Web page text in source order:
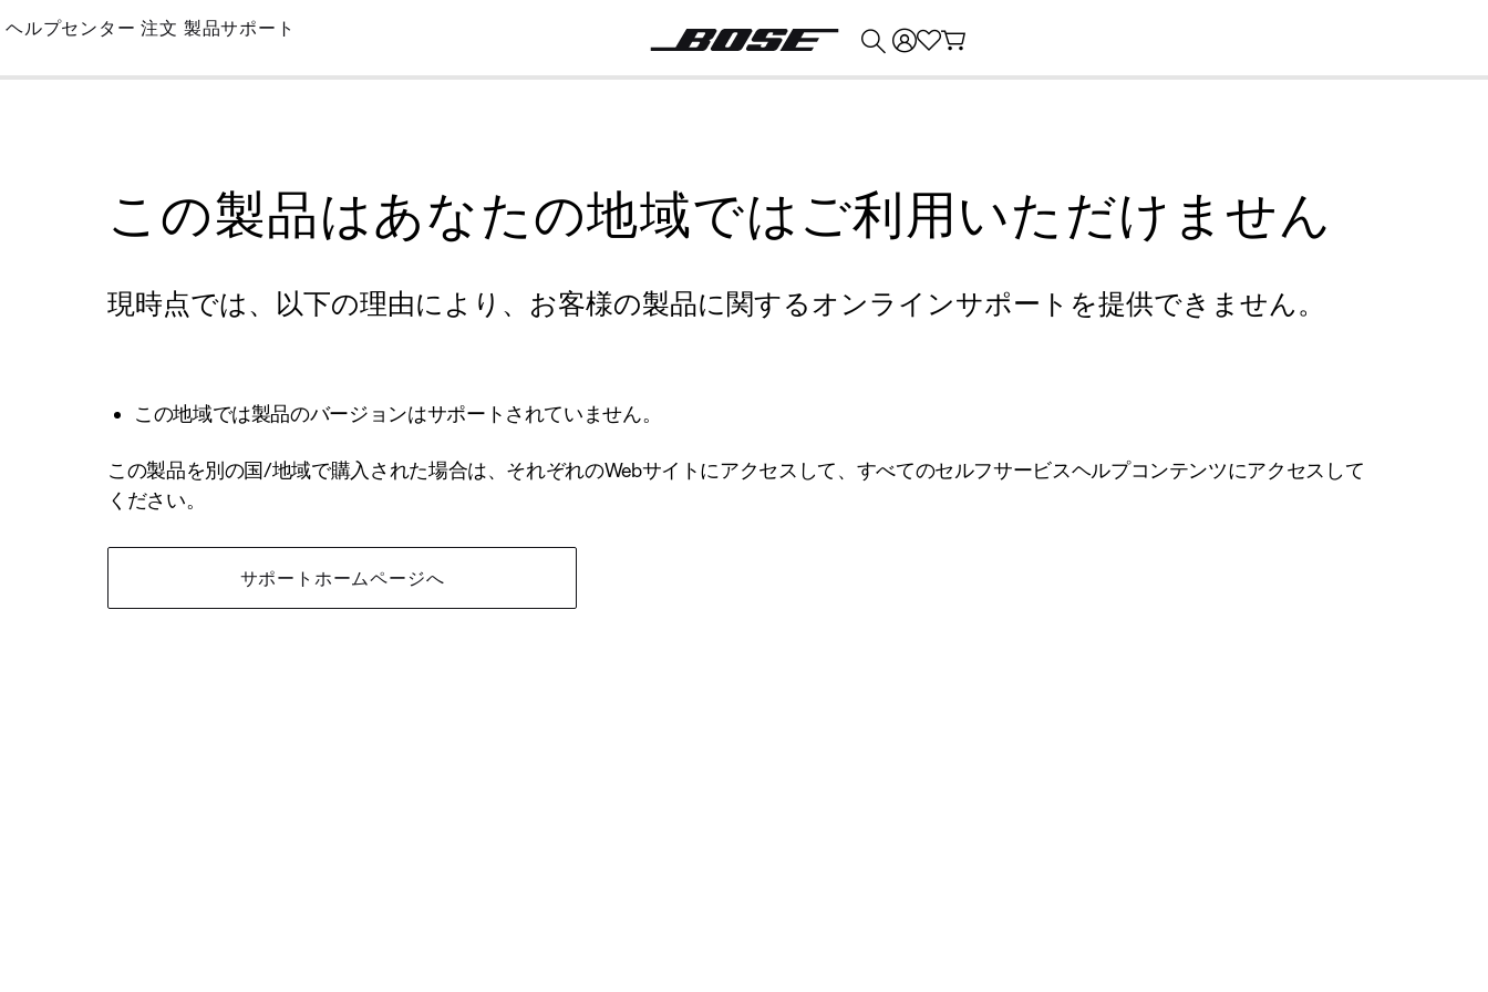
Skip
Main
ヘルプセンター 注文 製品サポート
この製品はあなたの地域ではご利用いただけません
現時点では、以下の理由により、お客様の製品に関するオンラインサポートを提供できません。
この地域では製品のバージョンはサポートされていません。
この製品を別の国/地域で購入された場合は、それぞれのWebサイトにアクセスして、すべてのセルフサービスヘルプコンテンツにアクセスして
ください。
サポートホームページへ